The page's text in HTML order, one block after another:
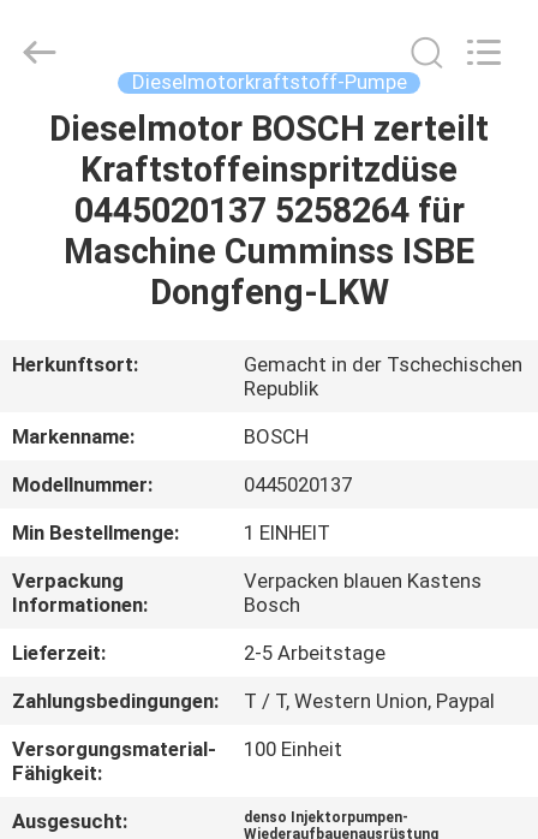
HAUS
PRODUKTE
AUSFLUG
QUALITÄTSKONTROLLE
TRETEN
SIE
UNS
IN
VERBINDUNG
Parts
Co.,LTD.
Dieselmotorkraftstoff-Pumpe
Dieselmotor BOSCH zerteilt
Kraftstoffeinspritzdüse
0445020137 5258264 für
Maschine Cumminss ISBE
Dongfeng-LKW
Herkunftsort:
Gemacht in der Tschechischen
Republik
Markenname:
BOSCH
Modellnummer:
0445020137
Min Bestellmenge:
1 EINHEIT
Verpackung
Informationen:
Verpacken blauen Kastens
Bosch
Lieferzeit:
2-5 Arbeitstage
Zahlungsbedingungen:
T / T, Western Union, Paypal
Versorgungsmaterial-
Fähigkeit:
100 Einheit
Ausgesucht:
denso Injektorpumpen-
Wiederaufbauenausrüstung